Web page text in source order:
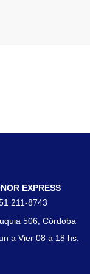
EXPRESS
211-8743
506, Córdoba
a Vier 08 a 18 hs.